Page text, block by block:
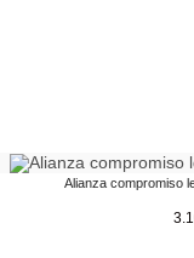
Alianza compromiso